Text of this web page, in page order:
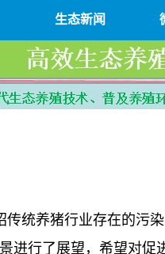
生态新闻
传统养猪行业存在的污
进行了展望，希望对促